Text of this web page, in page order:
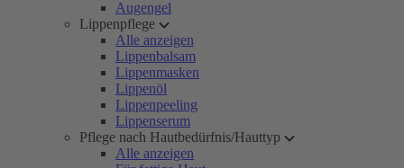
Augengel
Lippenpflege
Alle anzeigen
Lippenbalsam
Lippenmasken
Lippenöl
Lippenpeeling
Lippenserum
Pflege nach Hautbedürfnis/Hauttyp
Alle anzeigen